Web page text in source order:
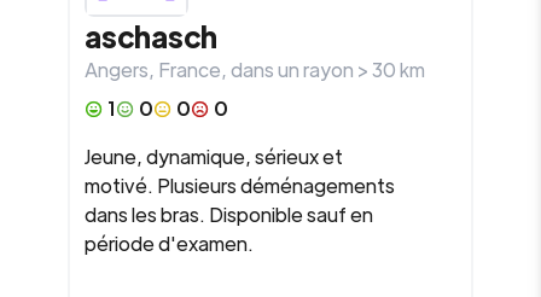
aschasch
Angers, France, dans un rayon >30km
1
0 0
0
Jeune, dynamique, sérieux et
motivé. Plusieurs déménagements
dans les bras. Disponible sauf en
période d'examen.